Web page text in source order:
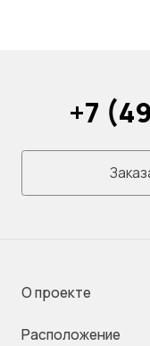
+7
О проекте
Раcположение